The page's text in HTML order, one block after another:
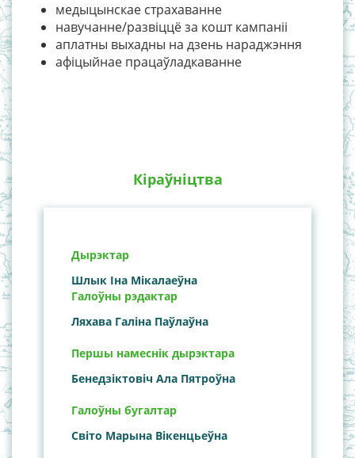
медыцынскае страхаванне
навучанне/развіццё за кошт кампаніі
аплатны выхадны на дзень нараджэння
афіцыйнае працаўладкаванне
Кіраўніцтва
Дырэктар
Шлык Iна Мiкалаеўна
Галоўны рэдактар
Ляхава Галіна Паўлаўна
Першы намеснік дырэктара
Бенедзіктовіч Ала Пятроўна
Галоўны бугалтар
Світо Марына Вікенцьеўна